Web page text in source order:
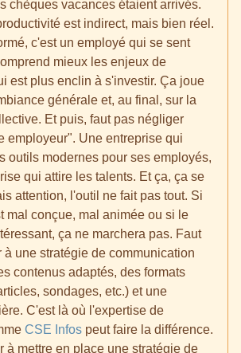
chèques vacances étaient arrivés.
est indirect, mais bien réel.
c'est un employé qui se sent
mieux les enjeux de
est plus enclin à s'investir. Ça joue
générale et, au final, sur la
Et puis, faut pas négliger
employeur". Une entreprise qui
outils modernes pour ses employés,
qui attire les talents. Et ça, ça se
attention, l'outil ne fait pas tout. Si
mal conçue, mal animée ou si le
ça ne marchera pas. Faut
à une stratégie de communication
contenus adaptés, des formats
sondages, etc.) et une
C'est là où l'expertise de
CSE Infos peut faire la différence.
à mettre en place une stratégie de